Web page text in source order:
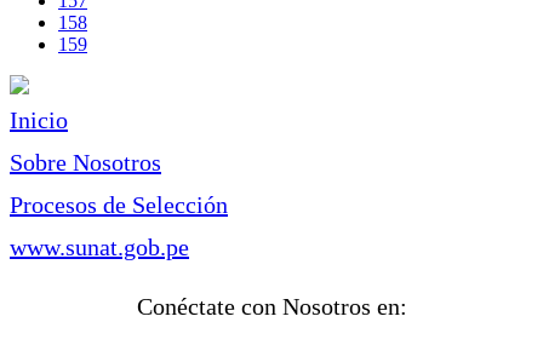
Page
158
Página
159
Inicio
Sobre Nosotros
Procesos de Selección
www.sunat.gob.pe
Conéctate con Nosotros en: